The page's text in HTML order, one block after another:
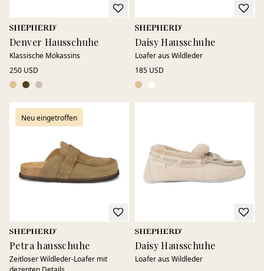
Gestaltung sind Loafer das ganze Jahr über eine
selbstverständliche Wahl.
Denver Hausschuhe
Klassische Mokassins
250 USD
Daisy Hausschuhe
Loafer aus Wildleder
185 USD
Neu eingetroffen
Petra hausschuhe
Zeitloser Wildleder-Loafer mit
Daisy Hausschuhe
Loafer aus Wildleder